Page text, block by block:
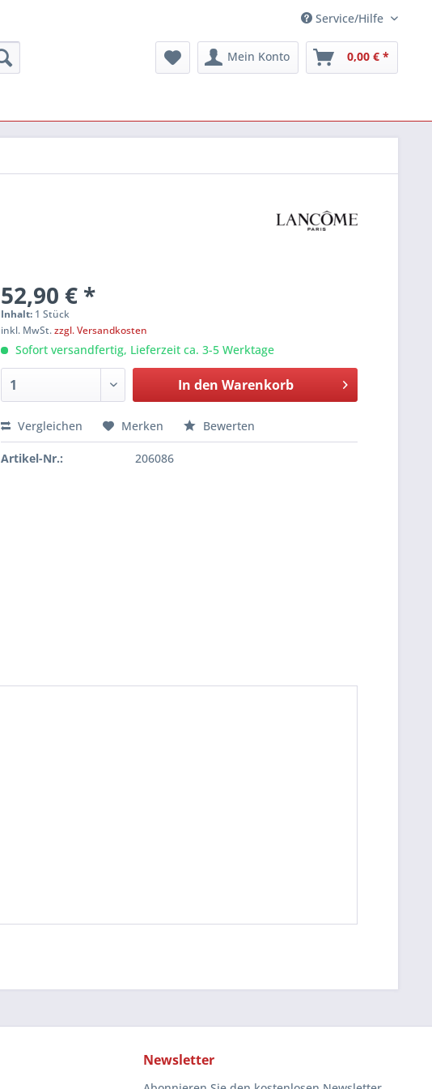
Service/Hilfe
Mein Konto 0,00 € *
52,90 € *
Inhalt: 1 Stück
inkl. MwSt.zzgl. Versandkosten
Sofort versandfertig, Lieferzeit ca. 3-5 Werktage
In den Warenkorb
Vergleichen Merken Bewerten
Artikel-Nr.: 206086
Newsletter